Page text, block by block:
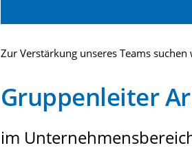
Zur Verstärkung unseres Teams
Gruppenleiter
im